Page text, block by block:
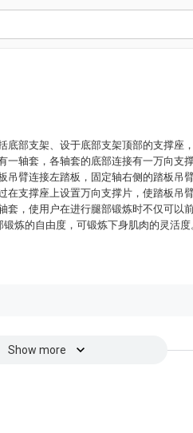
底部支架、设于底部支架顶部的支撑座
一轴套，各轴套的底部连接有一万向支
臂连接左踏板，固定轴右侧的踏板吊
在支撑座上设置万向支撑片，使踏板吊
套，使用户在进行腿部锻炼时不仅可以
炼的自由度，可锻炼下身肌肉的灵活度
Show more